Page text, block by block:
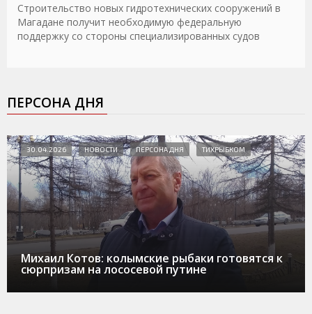
Строительство новых гидротехнических сооружений в
Магадане получит необходимую федеральную
поддержку со стороны специализированных судов
ПЕРСОНА ДНЯ
Михаил Котов: колымские рыбаки готовятся к
сюрпризам на лососевой путине
30.04.2026 НОВОСТИ ПЕРСОНА ДНЯ ТИХРЫБКОМ